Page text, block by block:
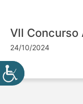
VII Concurso
24/10/2024